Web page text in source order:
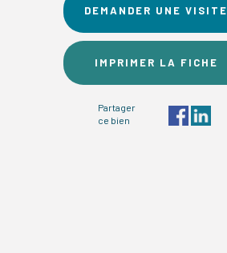
DEMANDER UNE VISITE
IMPRIMER LA FICHE
Partager
ce bien